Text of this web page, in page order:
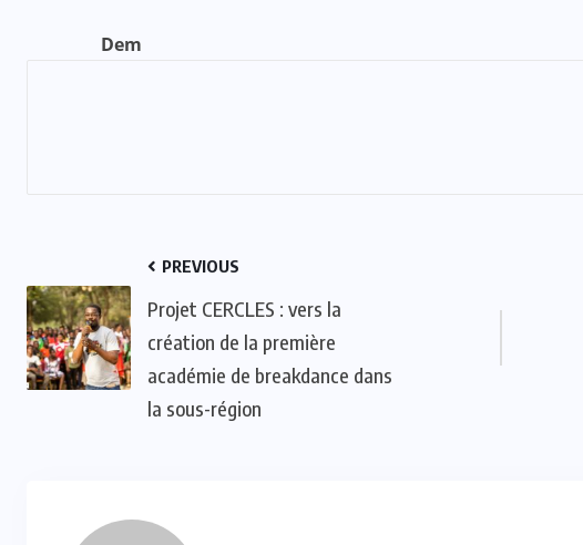
Dem
PREVIOUS
Projet CERCLES : vers la
création de la première
académie de breakdance dans
la sous-région